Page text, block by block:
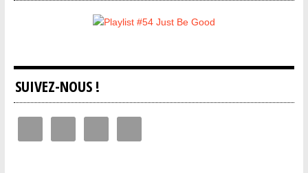
SUIVEZ-NOUS !